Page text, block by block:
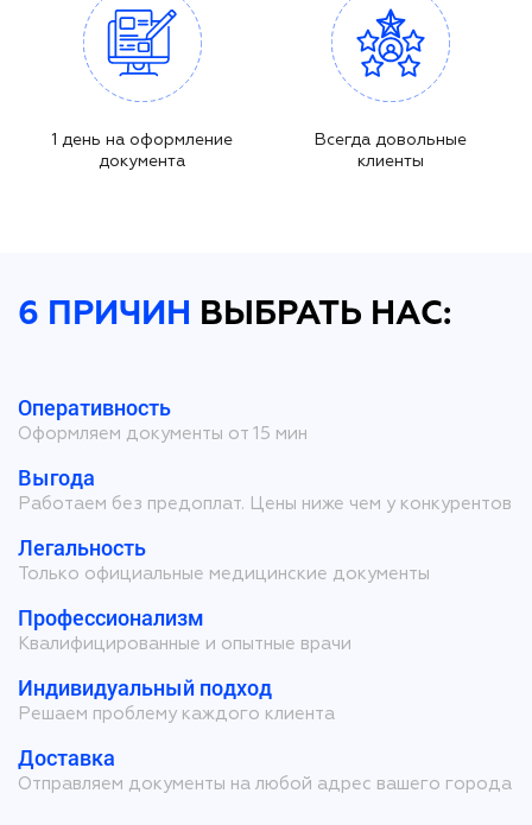
1 день на оформление
документа
Всегда довольные
клиенты
6 ПРИЧИН ВЫБРАТЬ НАС:
Оперативность
Оформляем документы от 15 мин
Выгода
Работаем без предоплат. Цены ниже чем у конкурентов
Легальность
Только официальные медицинские документы
Профессионализм
Квалифицированные и опытные врачи
Индивидуальный подход
Решаем проблему каждого клиента
Доставка
Отправляем документы на любой адрес вашего города